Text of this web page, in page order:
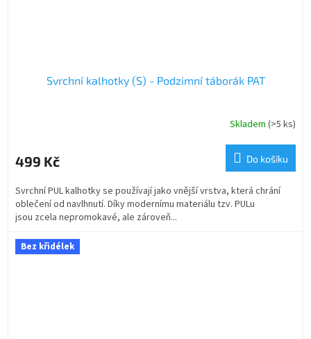
Svrchní kalhotky (S) - Podzimní táborák PAT
Skladem (>5 ks)
499 Kč Do košíku
Svrchní PUL kalhotky se používají jako vnější vrstva, která chrání
oblečení od navlhnutí. Díky modernímu materiálu tzv. PULu
jsou zcela nepromokavé, ale zároveň...
Bez křidélek